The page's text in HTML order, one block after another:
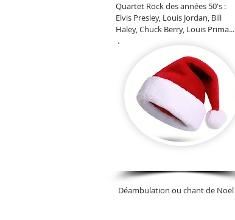
Quartet Rock des années 50's :
Elvis Presley, Louis Jordan, Bill
Haley, Chuck Berry, Louis Prima...
Déambulation ou chant de Noël